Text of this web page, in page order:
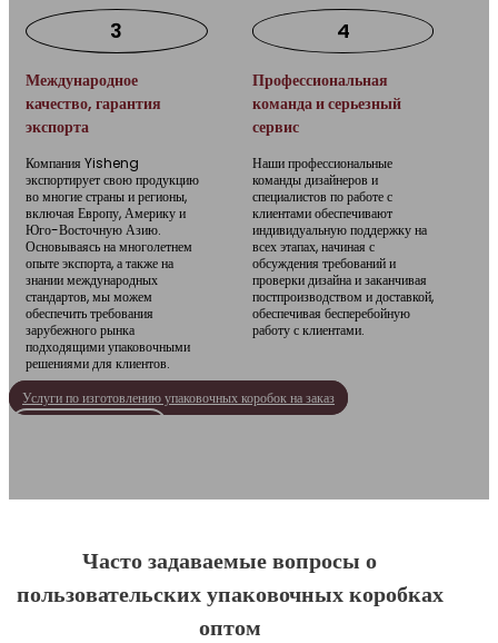
3
Международное
качество, гарантия
экспорта
Компания Yisheng
экспортирует свою продукцию
во многие страны и регионы,
включая Европу, Америку и
Юго-Восточную Азию.
Основываясь на многолетнем
опыте экспорта, а также на
знании международных
стандартов, мы можем
обеспечить требования
зарубежного рынка
подходящими упаковочными
решениями для клиентов.
4
Профессиональная
команда и серьезный
сервис
Наши профессиональные
команды дизайнеров и
специалистов по работе с
клиентами обеспечивают
индивидуальную поддержку на
всех этапах, начиная с
обсуждения требований и
проверки дизайна и заканчивая
постпроизводством и доставкой,
обеспечивая бесперебойную
работу с клиентами.
Услуги по изготовлению упаковочных коробок на заказ
Часто задаваемые вопросы о
пользовательских упаковочных коробках
оптом